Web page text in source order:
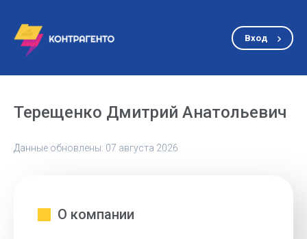
Вход
Терещенко Дмитрий Анатольевич
Данные обновлены: 07 августа 2026
О компании